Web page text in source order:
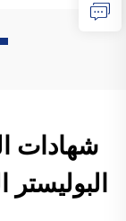
شهادات